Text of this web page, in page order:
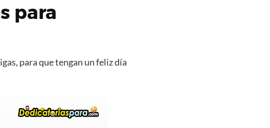
para
para que tengan un feliz día